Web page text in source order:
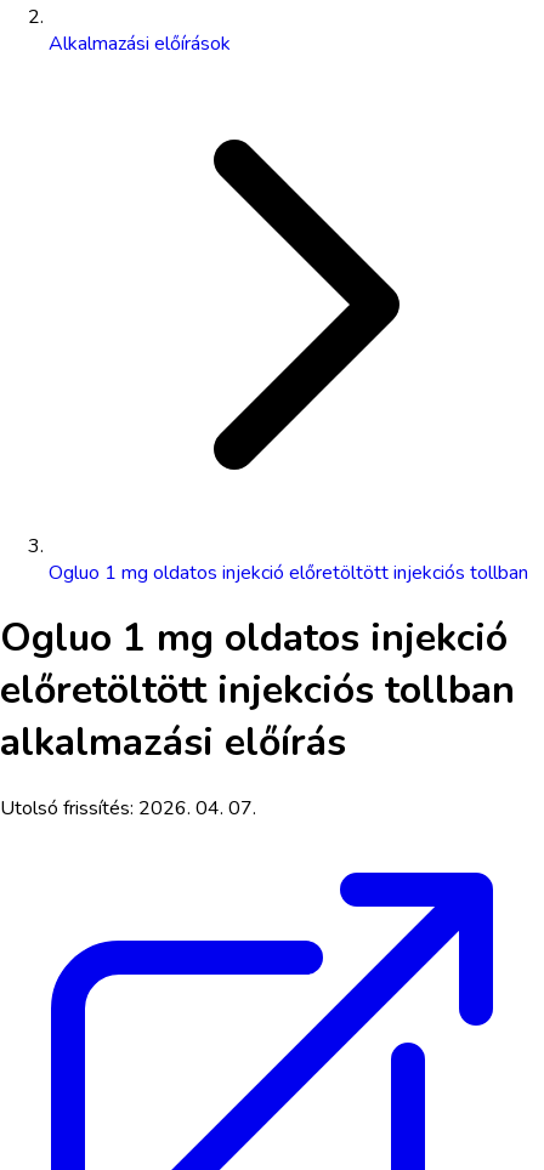
Alkalmazási előírások
Ogluo 1 mg oldatos injekció előretöltött injekciós tollban
Ogluo 1 mg oldatos injekció
előretöltött injekciós tollban
alkalmazási előírás
Utolsó frissítés: 2026. 04. 07.